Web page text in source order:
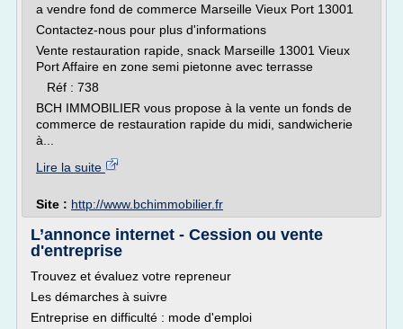
a vendre fond de commerce Marseille Vieux Port 13001
Contactez-nous pour plus d'informations
Vente restauration rapide, snack Marseille 13001 Vieux
Port Affaire en zone semi pietonne avec terrasse
Réf : 738
BCH IMMOBILIER vous propose à la vente un fonds de
commerce de restauration rapide du midi, sandwicherie
à...
Lire la suite
Site : http://www.bchimmobilier.fr
L’annonce internet - Cession ou vente
d'entreprise
Trouvez et évaluez votre repreneur
Les démarches à suivre
Entreprise en difficulté : mode d'emploi